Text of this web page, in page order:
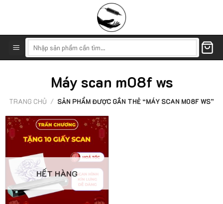
kiếm:
Máy scan m08f ws
TRANG CHỦ / SẢN PHẨM ĐƯỢC GẮN THẺ “MÁY SCAN M08F WS”
HẾT HÀNG